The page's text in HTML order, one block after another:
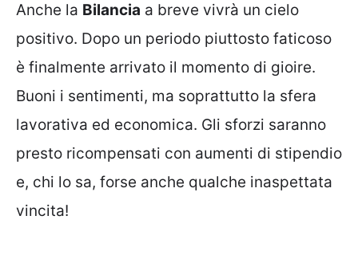
Anche la Bilancia a breve vivrà un cielo
positivo. Dopo un periodo piuttosto faticoso
è finalmente arrivato il momento di gioire.
Buoni i sentimenti, ma soprattutto la sfera
lavorativa ed economica. Gli sforzi saranno
presto ricompensati con aumenti di stipendio
e, chi lo sa, forse anche qualche inaspettata
vincita!